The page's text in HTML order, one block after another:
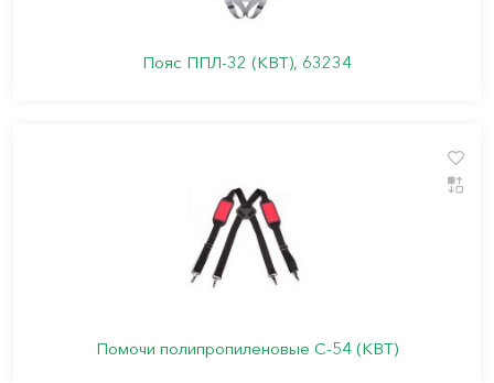
Пояс ППЛ-32 (КВТ), 63234
Помочи полипропиленовые C-54 (КВТ)